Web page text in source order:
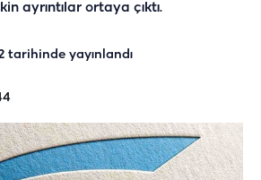
ayrıntılar ortaya çıktı.
tarihinde yayınlandı